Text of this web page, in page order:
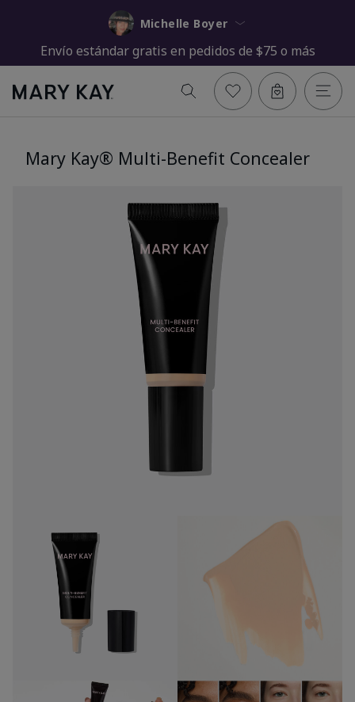
Michelle Boyer
Envío estándar gratis en pedidos de $75 o más
Mary Kay® Multi-Benefit Concealer